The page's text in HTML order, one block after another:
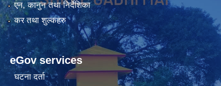
एन, कानुन तथा निर्देशिका
कर तथा शुल्कहरु
eGov services
घटना दर्ता